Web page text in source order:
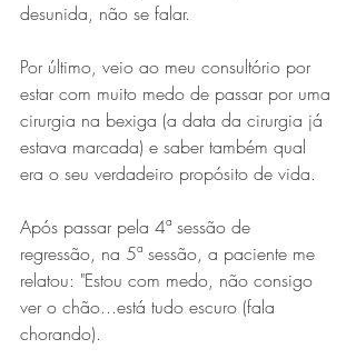
desunida, não se falar.
Por último, veio ao meu consultório por
estar com muito medo de passar por uma
cirurgia na bexiga (a data da cirurgia já
estava marcada) e saber também qual
era o seu verdadeiro propósito de vida.
Após passar pela 4ª sessão de
regressão, na 5ª sessão, a paciente me
relatou: "Estou com medo, não consigo
ver o chão...está tudo escuro (fala
chorando).